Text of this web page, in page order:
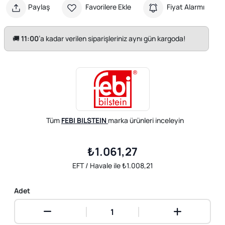
Paylaş Favorilere Ekle Fiyat Alarmı
🚚11:00’a kadar verilen siparişleriniz aynı gün kargoda!
Tüm FEBI BILSTEIN marka ürünleri inceleyin
₺1.061,27
EFT / Havale ile ₺1.008,21
Adet